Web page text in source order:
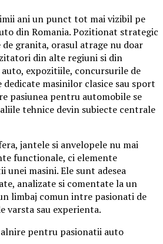
ani un punct tot mai vizibil pe
din Romania. Pozitionat strategic
granita, orasul atrage nu doar
din alte regiuni si din
expozitiile, concursurile de
masinilor clasice sau sport
pasiunea pentru automobile se
tehnice devin subiecte centrale
jantele si anvelopele nu mai
functionale, ci elemente
masini. Ele sunt adesea
analizate si comentate la un
limbaj comun intre pasionati de
varsta sau experienta.
pentru pasionatii auto